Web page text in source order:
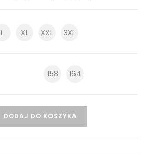
L XL XXL 3XL
158
164
DODAJ DO KOSZYKA